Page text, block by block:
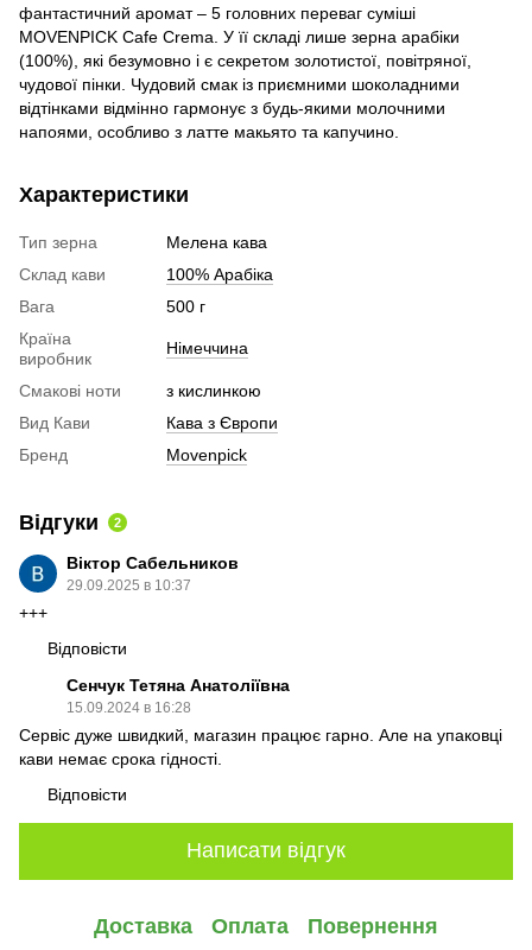
фантастичний аромат – 5 головних переваг суміші
MOVENPICK Cafe Crema. У її складі лише зерна арабіки
(100%), які безумовно і є секретом золотистої, повітряної,
чудової пінки. Чудовий смак із приємними шоколадними
відтінками відмінно гармонує з будь-якими молочними
напоями, особливо з латте макьято та капучино.
Характеристики
Тип зерна
Мелена кава
Склад кави
100% Арабіка
Вага
500 г
Країна
виробник
Німеччина
Смакові ноти
з кислинкою
Вид Кави
Кава з Європи
Бренд
Movenpick
Відгуки 2
Віктор Сабельников
29.09.2025 в 10:37
+++
Відповісти
Сенчук Тетяна Анатоліївна
15.09.2024 в 16:28
Сервіс дуже швидкий, магазин працює гарно. Але на упаковці
кави немає срока гідності.
Відповісти
Написати відгук
Доставка Оплата Повернення